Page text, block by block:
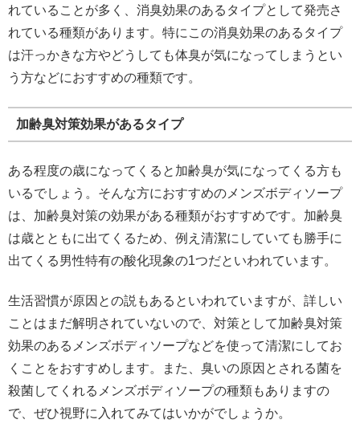
れていることが多く、消臭効果のあるタイプとして発売さ
れている種類があります。特にこの消臭効果のあるタイプ
は汗っかきな方やどうしても体臭が気になってしまうとい
う方などにおすすめの種類です。
加齢臭対策効果があるタイプ
ある程度の歳になってくると加齢臭が気になってくる方も
いるでしょう。そんな方におすすめのメンズボディソープ
は、加齢臭対策の効果がある種類がおすすめです。加齢臭
は歳とともに出てくるため、例え清潔にしていても勝手に
出てくる男性特有の酸化現象の1つだといわれています。
生活習慣が原因との説もあるといわれていますが、詳しい
ことはまだ解明されていないので、対策として加齢臭対策
効果のあるメンズボディソープなどを使って清潔にしてお
くことをおすすめします。また、臭いの原因とされる菌を
殺菌してくれるメンズボディソープの種類もありますの
で、ぜひ視野に入れてみてはいかがでしょうか。